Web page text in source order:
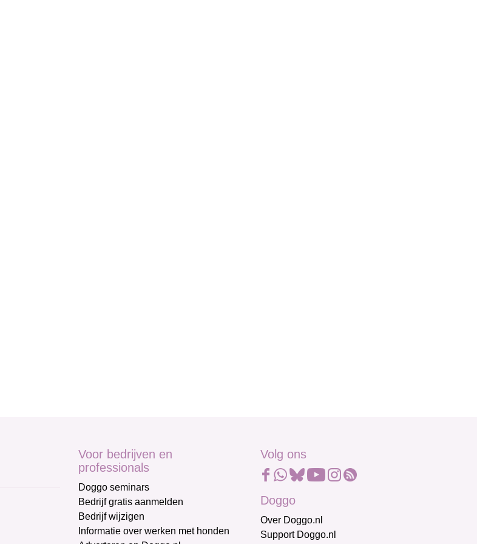
Voor bedrijven en
professionals
Doggo seminars
Bedrijf gratis aanmelden
Bedrijf wijzigen
Informatie over werken met honden
Volg ons
Doggo
Over Doggo.nl
Support Doggo.nl